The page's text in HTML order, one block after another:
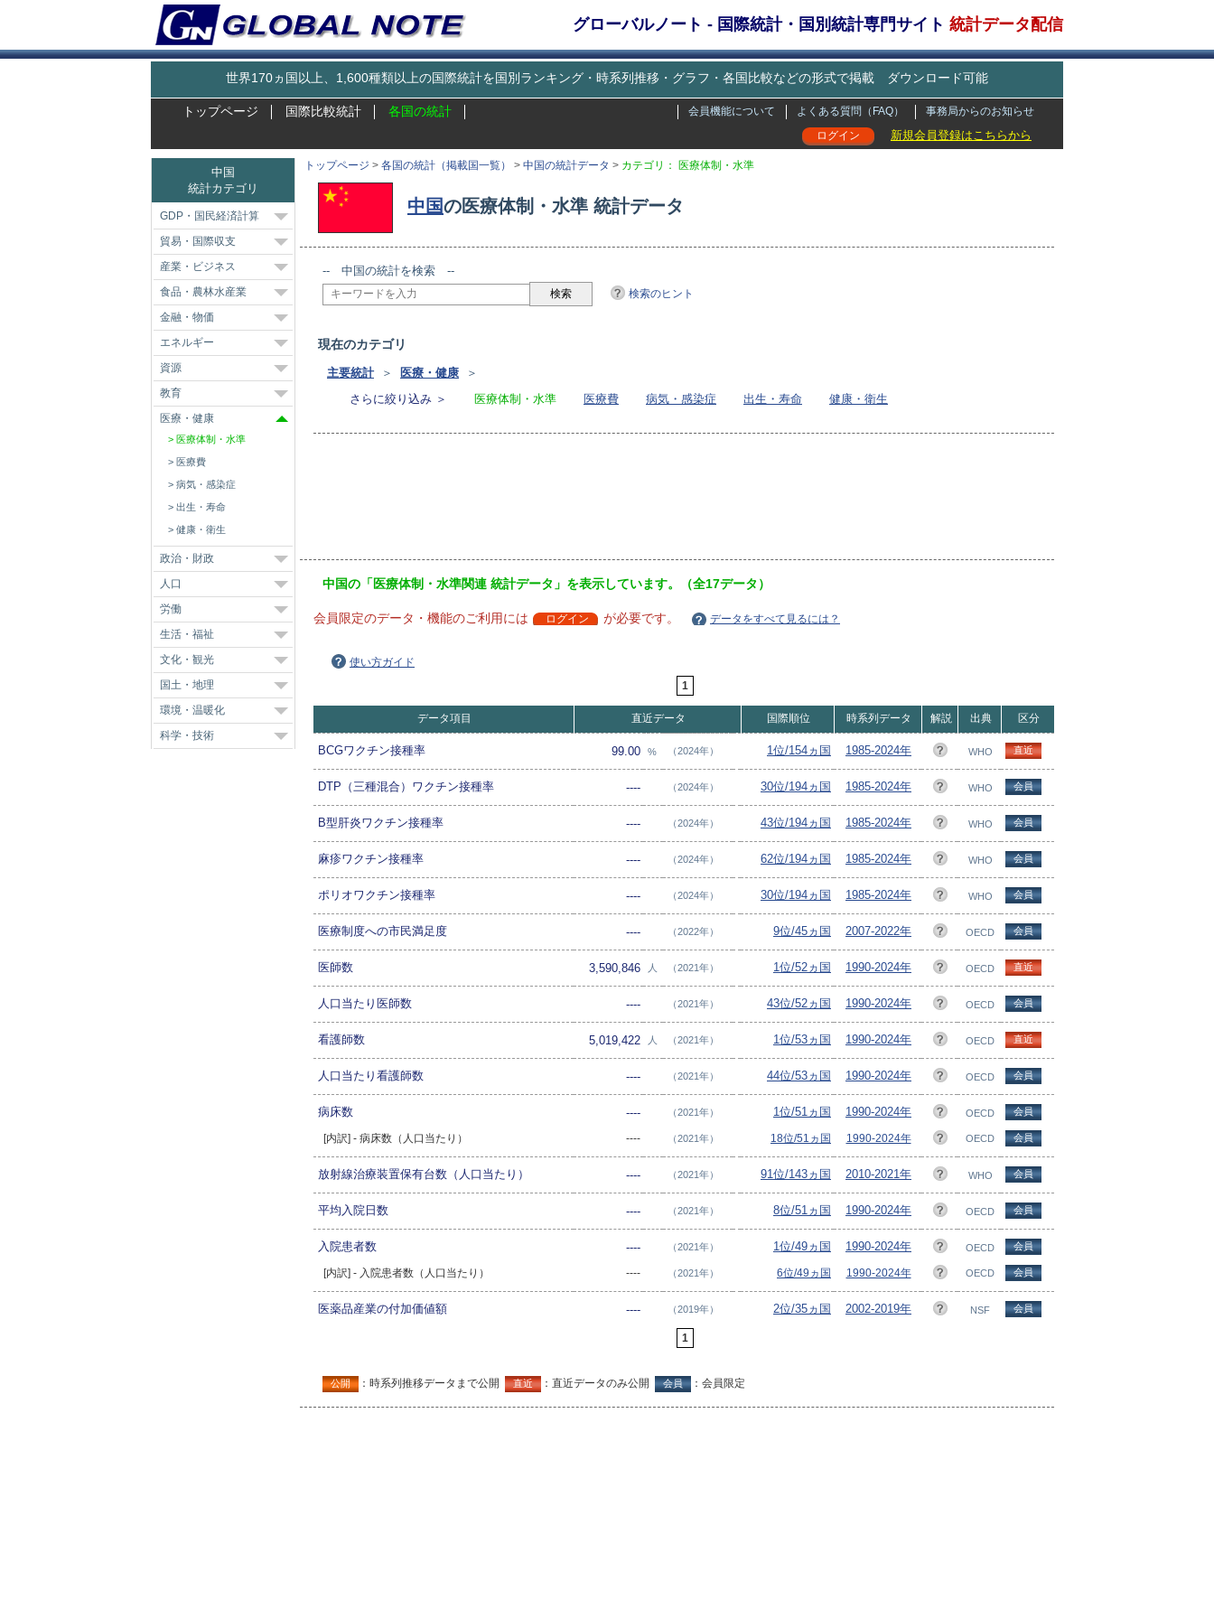
グローバルノート - 国際統計・国別統計専門サイト 統計データ配信
世界170ヵ国以上、1,600種類以上の国際統計を国別ランキング・時系列推移・グラフ・各国比較などの形式で掲載 ダウンロード可能
トップページ 国際比較統計 各国の統計 事務局からのお知らせ
よくある質問（FAQ）
会員機能について
新規会員登録はこちらから
ログイン
トップページ > 各国の統計（掲載国一覧） > 中国の統計データ > カテゴリ： 医療体制・水準
中国の医療体制・水準 統計データ
-- 中国の統計を検索 --
検索のヒント
現在のカテゴリ
主要統計＞ 医療・健康 ＞
さらに絞り込み ＞
医療体制・水準 医療費 病気・感染症 出生・寿命 健康・衛生
中国の「医療体制・水準関連 統計データ」を表示しています。（全17データ）
会員限定のデータ・機能のご利用には ログイン が必要です。 データをすべて見るには？
使い方ガイド
1
データ項目 直近データ 国際順位 時系列データ 解説 出典 区分
BCGワクチン接種率 99.00 % （2024年） 1位/154ヵ国 1985-2024年 WHO 直近
DTP（三種混合）ワクチン接種率 ---- （2024年） 30位/194ヵ国 1985-2024年 WHO 会員
B型肝炎ワクチン接種率 ---- （2024年） 43位/194ヵ国 1985-2024年 WHO 会員
麻疹ワクチン接種率 ---- （2024年） 62位/194ヵ国 1985-2024年 WHO 会員
ポリオワクチン接種率 ---- （2024年） 30位/194ヵ国 1985-2024年 WHO 会員
医療制度への市民満足度 ---- （2022年） 9位/45ヵ国 2007-2022年 OECD 会員
医師数 3,590,846 人 （2021年） 1位/52ヵ国 1990-2024年 OECD 直近
人口当たり医師数 ---- （2021年） 43位/52ヵ国 1990-2024年 OECD 会員
看護師数 5,019,422 人 （2021年） 1位/53ヵ国 1990-2024年 OECD 直近
人口当たり看護師数 ---- （2021年） 44位/53ヵ国 1990-2024年 OECD 会員
病床数 ---- （2021年） 1位/51ヵ国 1990-2024年 OECD 会員
[内訳] - 病床数（人口当たり） ---- （2021年） 18位/51ヵ国 1990-2024年 OECD 会員
放射線治療装置保有台数（人口当たり） ---- （2021年） 91位/143ヵ国 2010-2021年 WHO 会員
平均入院日数 ---- （2021年） 8位/51ヵ国 1990-2024年 OECD 会員
入院患者数 ---- （2021年） 1位/49ヵ国 1990-2024年 OECD 会員
[内訳] - 入院患者数（人口当たり） ---- （2021年） 6位/49ヵ国 1990-2024年 OECD 会員
医薬品産業の付加価値額 ---- （2019年） 2位/35ヵ国 2002-2019年 NSF 会員
1
公開 ：時系列推移データまで公開 直近 ：直近データのみ公開 会員 ：会員限定
中国
統計カテゴリ
GDP・国民経済計算
貿易・国際収支
産業・ビジネス
食品・農林水産業
金融・物価
エネルギー
資源
教育
医療・健康
医療体制・水準
医療費
病気・感染症
出生・寿命
健康・衛生
政治・財政
人口
労働
生活・福祉
文化・観光
国土・地理
環境・温暖化
科学・技術